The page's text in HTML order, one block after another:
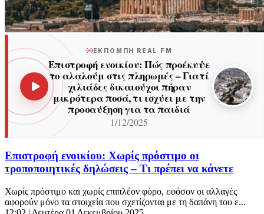
ΕΚΠΟΜΠΗ REAL FM
Επιστροφή ενοικίου: Πώς προέκυψε
το αλαλούμ στις πληρωμές – Γιατί
χιλιάδες δικαιούχοι πήραν
μικρότερα ποσά, τι ισχύει με την
προσαύξηση για τα παιδιά
1/12/2025
Επιστροφή ενοικίου: Χωρίς πρόστιμο οι
τροποποιητικές δηλώσεις – Τι πρέπει να κάνετε
Χωρίς πρόστιμο και χωρίς επιπλέον φόρο, εφόσον οι αλλαγές
αφορούν μόνο τα στοιχεία που σχετίζονται με τη δαπάνη του ε...